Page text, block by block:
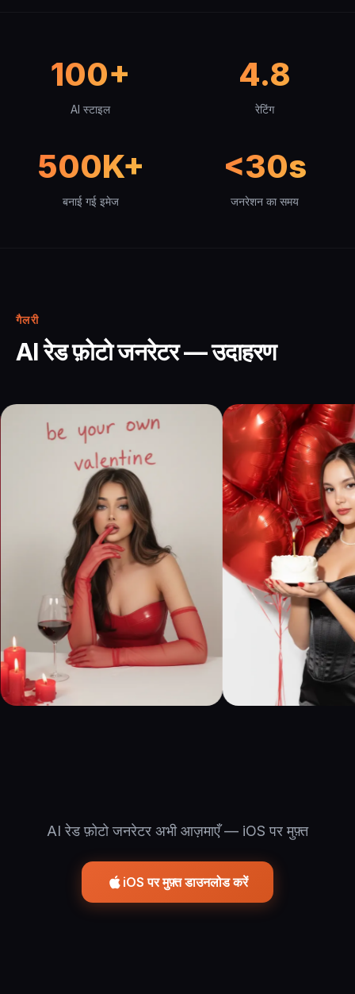
100+
AI स्टाइल
4.8
रेटिंग
500K+
बनाई गई इमेज
<30s
जनरेशन का समय
गैलरी
AI रेड फ़ोटो जनरेटर — उदाहरण
AI रेड फ़ोटो जनरेटर अभी आज़माएँ — iOS पर मुफ़्त
iOS पर मुफ़्त डाउनलोड करें